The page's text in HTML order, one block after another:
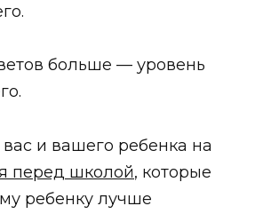
больше — уровень
и вашего ребенка на
перед школой, которые
ребенку лучше